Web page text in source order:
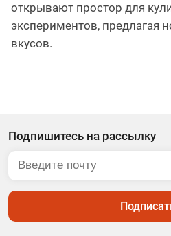
открывают простор для
экспериментов, предлагая
вкусов.
Подпишитесь на рассылку